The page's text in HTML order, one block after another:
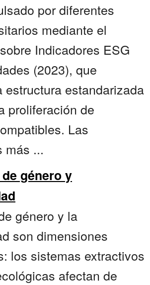
por diferentes
mediante el
Indicadores ESG
(2023), que
estructura estandarizada
proliferación de
Las
más ...
género y
género y la
son dimensiones
los sistemas extractivos
afectan de